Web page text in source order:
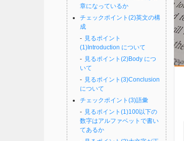
章になっているか
チェックポイント(2)英文の構
成
見るポイント
(1)Introduction について
見るポイント(2)Body につ
いて
見るポイント(3)Conclusion
について
チェックポイント(3)語彙
見るポイント(1)100以下の
数字はアルファベットで書い
てあるか